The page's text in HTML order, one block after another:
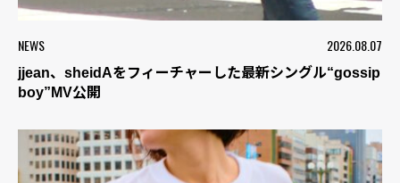
NEWS 2026.08.07
jjean、sheidAをフィーチャーした最新シングル“gossip
boy”MV公開